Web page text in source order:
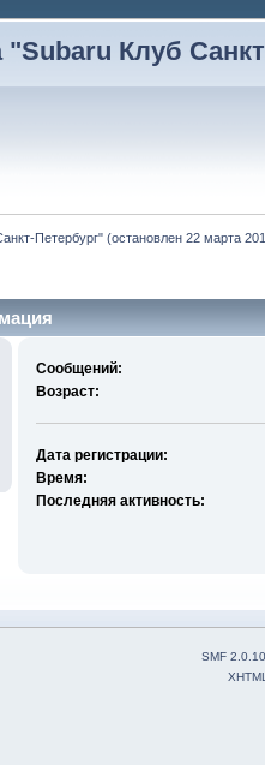
Клуб
Петербург" (остановлен 22 марта
Сообщений:
Возраст:
Дата регистрации:
Время:
Последняя активность:
SMF 2.0.10